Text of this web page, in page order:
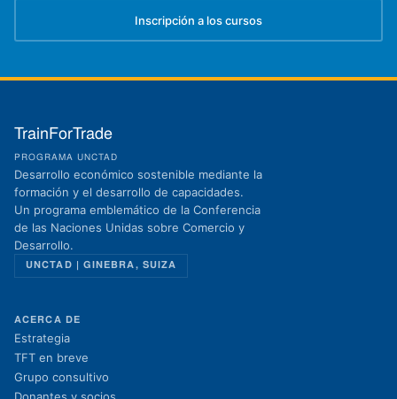
Inscripción a los cursos
(se abre en una nueva pestaña)
TrainForTrade
PROGRAMA UNCTAD
Desarrollo económico sostenible mediante la
formación y el desarrollo de capacidades.
Un programa emblemático de la Conferencia
de las Naciones Unidas sobre Comercio y
Desarrollo.
UNCTAD | GINEBRA, SUIZA
ACERCA DE
Estrategia
TFT en breve
Grupo consultivo